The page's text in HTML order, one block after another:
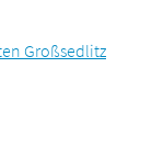
Großsedlitz